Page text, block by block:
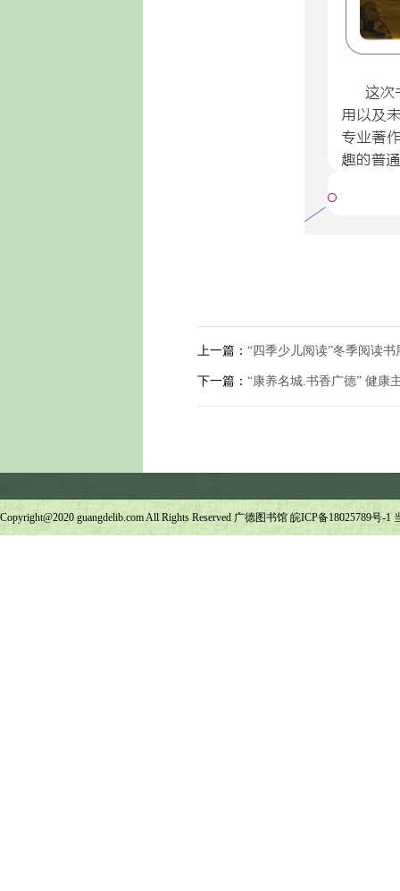
上一篇： “四季少儿阅读”冬季阅读书
下一篇： “康养名城.书香广德” 健康
Copyright@2020 guangdelib.com All Rights Reserved 广德图书馆 皖ICP备18025789号-1